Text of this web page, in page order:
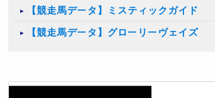
【競走馬データ】ミスティックガイド
【競走馬データ】グローリーヴェイズ